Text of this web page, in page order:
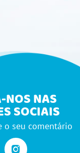
NOS NAS
SOCIAIS
o seu comentário